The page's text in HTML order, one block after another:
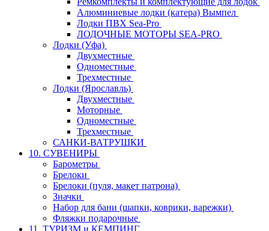
Алюминиевые лодки (катера) Вымпел
Лодки ПВХ Sea-Pro
ЛОДОЧНЫЕ МОТОРЫ SEA-PRO
Лодки (Уфа)
Двухместные
Одноместные
Трехместные
Лодки (Ярославль)
Двухместные
Моторные
Одноместные
Трехместные
САНКИ-ВАТРУШКИ
10. СУВЕНИРЫ
Барометры
Брелоки
Брелоки (пуля, макет патрона)
Значки
Набор для бани (шапки, коврики, варежки)
Фляжки подарочные
11. ТУРИЗМ и КЕМПИНГ